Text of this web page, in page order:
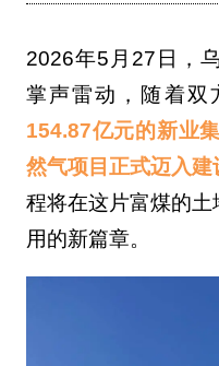
2026年5月27日，
掌声雷动，随着双
154.87亿元的新业
然气项目正式迈入建
程将在这片富煤的土
用的新篇章。